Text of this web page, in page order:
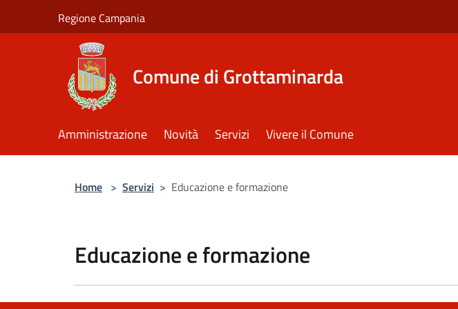
Regione Campania
Comune di Grottaminarda
Amministrazione Novità Servizi Vivere il Comune
Home > Servizi > Educazione e formazione
Educazione e formazione